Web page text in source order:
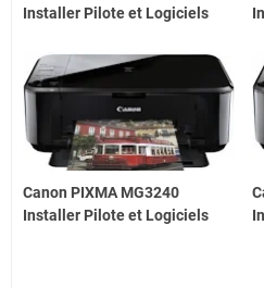
Installer Pilote et Logiciels
Canon PIXMA MG3240
Installer Pilote et Logiciels